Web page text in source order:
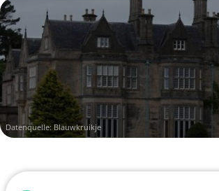
Datenquelle: Blauwkruikje